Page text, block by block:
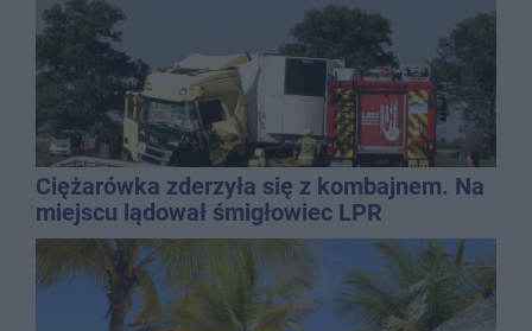
Ciężarówka zderzyła się z kombajnem. Na
miejscu lądował śmigłowiec LPR